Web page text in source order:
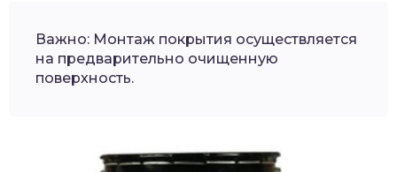
Важно: Монтаж покрытия осуществляется
на предварительно очищенную
поверхность.